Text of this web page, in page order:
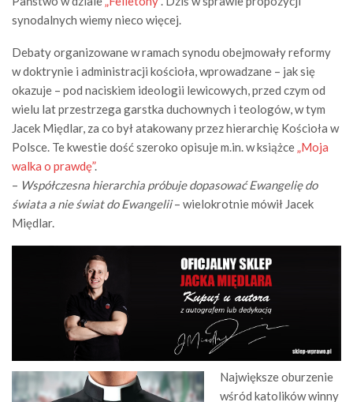
synodalnych wiemy nieco więcej.
Debaty organizowane w ramach synodu obejmowały reformy
w doktrynie i administracji kościoła, wprowadzane – jak się
okazuje – pod naciskiem ideologii lewicowych, przed czym od
wielu lat przestrzega garstka duchownych i teologów, w tym
Jacek Międlar, za co był atakowany przez hierarchię Kościoła w
Polsce. Te kwestie dość szeroko opisuje m.in. w książce„Moja
walka o prawdę”.
– Współczesna hierarchia próbuje dopasować Ewangelię do
świata a nie świat do Ewangelii– wielokrotnie mówił Jacek
Międlar.
Największe oburzenie
wśród katolików winny